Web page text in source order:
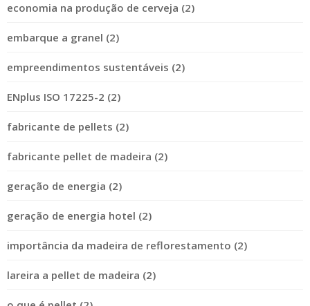
economia na produção de cerveja (2)
embarque a granel (2)
empreendimentos sustentáveis (2)
ENplus ISO 17225-2 (2)
fabricante de pellets (2)
fabricante pellet de madeira (2)
geração de energia (2)
geração de energia hotel (2)
importância da madeira de reflorestamento (2)
lareira a pellet de madeira (2)